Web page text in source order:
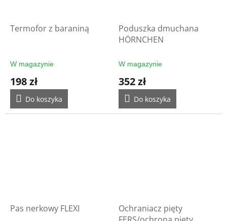
Termofor z baraniną
W magazynie
198 zł
Do koszyka
Poduszka dmuchana
HÖRNCHEN
W magazynie
352 zł
Do koszyka
Pas nerkowy FLEXI
Ochraniacz pięty